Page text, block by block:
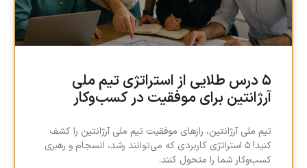
۵ درس طلایی از استراتژی تیم ملی
آرژانتین برای موفقیت در کسب‌وکار
تیم ملی آرژانتین، رازهای موفقیت تیم ملی آرژانتین را کشف
کنید! ۵ استراتژی کاربردی که می‌توانند رشد، انسجام و رهبری
کسب‌وکار شما را متحول کنند.